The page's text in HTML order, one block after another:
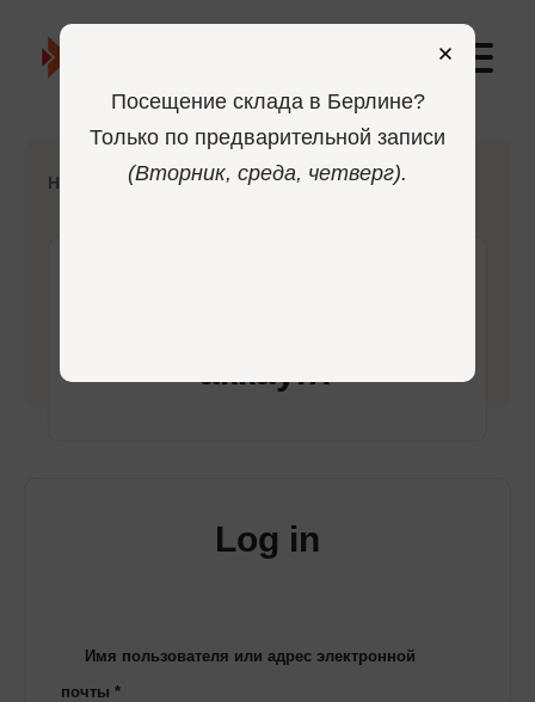
Home Login
аккаунт
Log in
Имя пользователя или адрес электронной
почты*
Посещение склада в Берлине?
Только по предварительной записи
(Вторник, среда, четверг).